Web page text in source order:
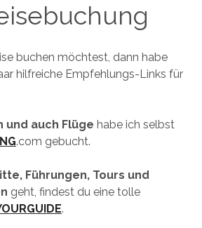
buchen möchtest, dann habe
hilfreiche Empfehlungs-Links für
und auch Flüge habe ich selbst
.com gebucht.
Führungen, Tours und
geht, findest du eine tolle
.